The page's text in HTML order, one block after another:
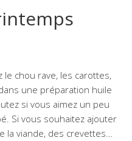
chou rave, les carottes,
une préparation huile
si vous aimez un peu
Si vous souhaitez ajouter
la viande, des crevettes…